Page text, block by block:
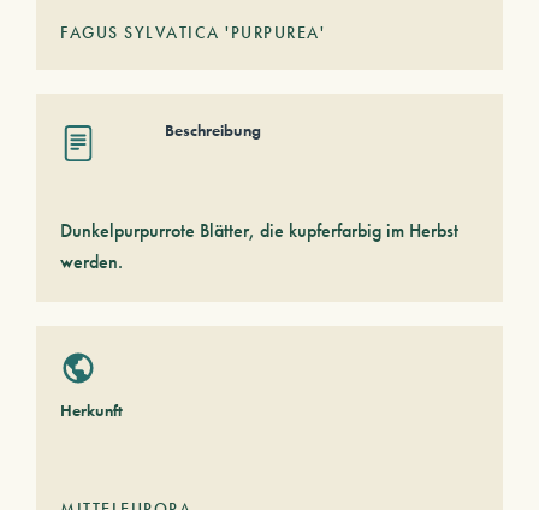
FAGUS SYLVATICA 'PURPUREA'
Beschreibung
Dunkelpurpurrote Blätter, die kupferfarbig im Herbst
werden.
Herkunft